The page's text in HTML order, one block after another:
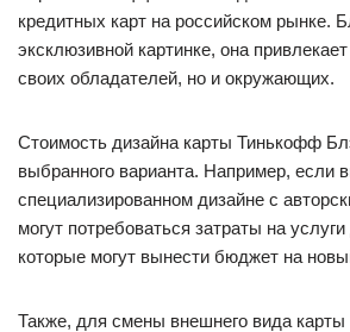
кредитных карт на российском рынке.
эксклюзивной картинке, она
своих обладателей, но и окружающих.
Стоимость дизайна карты Тинькофф
выбранного варианта. Например, если
специализированном дизайне с
могут потребоваться затраты на
которые могут вынести бюджет на
Также, для смены внешнего вида